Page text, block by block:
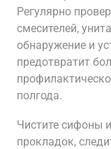
Регулярно
смесителей,
обнаружение и
предотвратит
полгода.
Чистите сифоны
прокладок,